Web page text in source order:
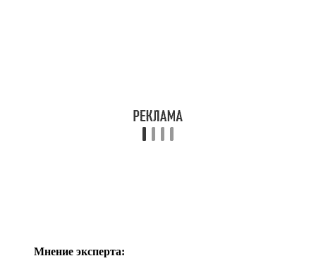
Мнение эксперта: